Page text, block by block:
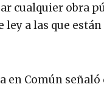
cualquier obra
ley a las que
en Común